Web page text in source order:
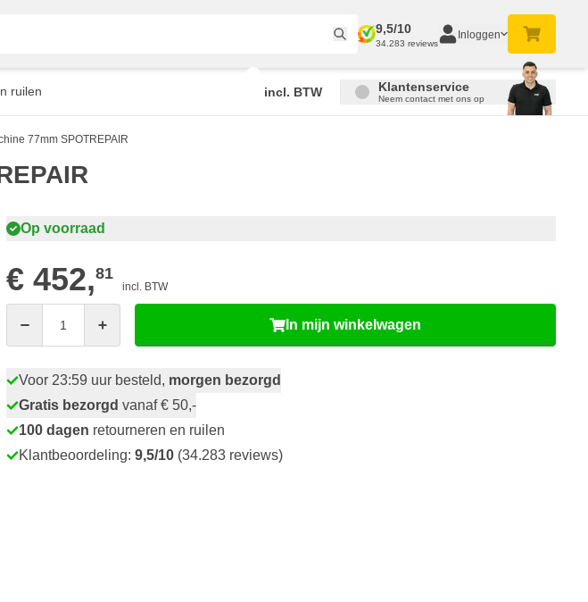
9,5/10
34.283 reviews
Inloggen
ruilen incl. BTW Klantenservice
Neem contact met ons op
77mm SPOTREPAIR
Op voorraad
€ 452,81
incl. BTW
In mijn winkelwagen
Voor 23:59 uur besteld, morgen bezorgd
Gratis bezorgd vanaf € 50,-
100 dagen retourneren en ruilen
Klantbeoordeling: 9,5/10 (34.283 reviews)